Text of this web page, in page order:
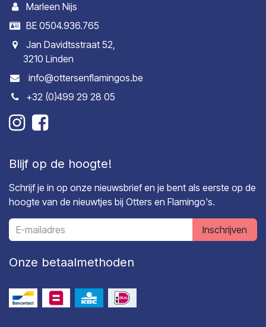
Marleen Nijs
BE 0504.936.765
Jan Davidtsstraat 52,
3210 Linden
info@ottersenflamingos.be
+32 (0)499 29 28 05
Blijf op de hoogte!
Schrijf je in op onze nieuwsbrief en je bent als eerste op de
hoogte van de nieuwtjes bij Otters en Flamingo's.
Inschrijven
Onze betaalmethoden